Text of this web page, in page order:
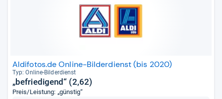
Aldifotos.de Online-Bilderdienst (bis 2020)
Typ: Online-​Bil­der­dienst
„befriedigend“ (2,62)
Preis/Leistung: „günstig“